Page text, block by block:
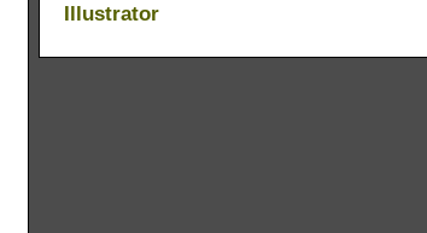
Illustrator